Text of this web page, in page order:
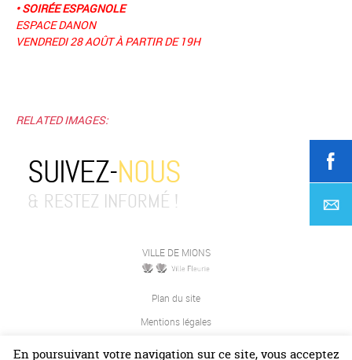
• SOIRÉE ESPAGNOLE
ESPACE DANON
VENDREDI 28 AOÛT À PARTIR DE 19H
RELATED IMAGES:
SUIVEZ-NOUS
& RESTEZ INFORMÉ !
VILLE DE MIONS
Plan du site
Mentions légales
En poursuivant votre navigation sur ce site, vous acceptez